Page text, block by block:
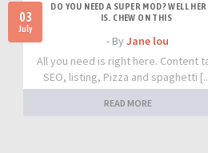
03
July
DO YOU NEED A SUPER MOD? WELL
IS. CHEW ON THIS
- By Jane lou
All you need is right here. Content
SEO, listing, Pizza and spaghetti
READ MORE